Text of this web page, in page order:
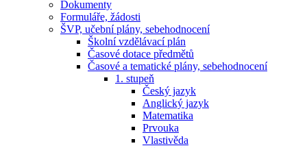
Dokumenty
Formuláře, žádosti
ŠVP, učební plány, sebehodnocení
Školní vzdělávací plán
Časové dotace předmětů
Časové a tematické plány, sebehodnocení
1. stupeň
Český jazyk
Anglický jazyk
Matematika
Prvouka
Vlastivěda